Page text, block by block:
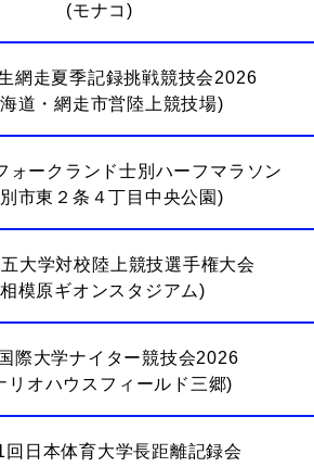
(モナコ)
網走夏季記録挑戦競技会2026
道・網走市営陸上競技場)
ォークランド士別ハーフマラソン
市東２条４丁目中央公園)
大学対校陸上競技選手権大会
模原ギオンスタジアム)
際大学ナイター競技会2026
リオハウスフィールド三郷)
回日本体育大学長距離記録会